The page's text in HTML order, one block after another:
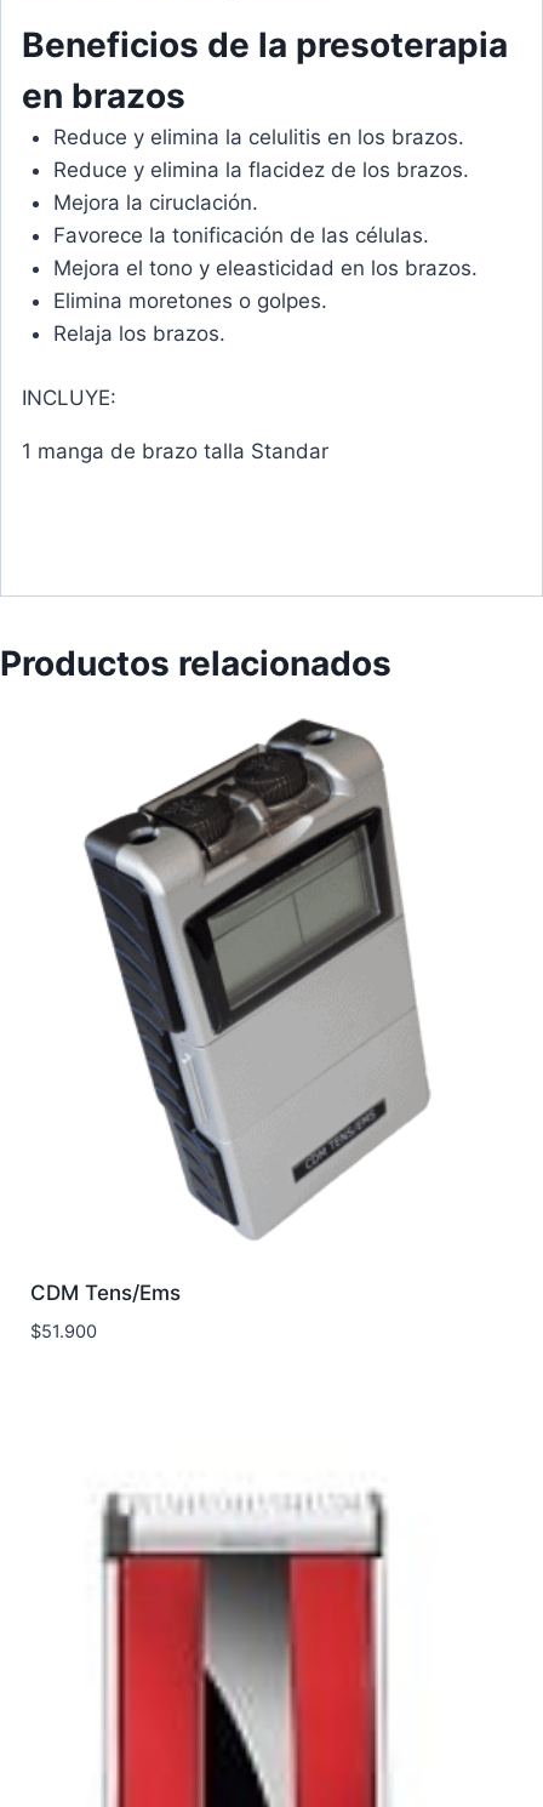
Beneficios de la presoterapia
en brazos
Reduce y elimina la celulitis en los brazos.
Reduce y elimina la flacidez de los brazos.
Mejora la ciruclación.
Favorece la tonificación de las células.
Mejora el tono y eleasticidad en los brazos.
Elimina moretones o golpes.
Relaja los brazos.
INCLUYE:
1 manga de brazo talla Standar
Productos relacionados
CDM Tens/Ems
$51.900